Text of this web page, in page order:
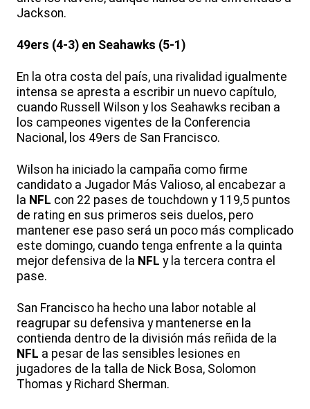
Jackson.
49ers (4-3) en Seahawks (5-1)
En la otra costa del país, una rivalidad igualmente
intensa se apresta a escribir un nuevo capítulo,
cuando Russell Wilson y los Seahawks reciban a
los campeones vigentes de la Conferencia
Nacional, los 49ers de San Francisco.
Wilson ha iniciado la campaña como firme
candidato a Jugador Más Valioso, al encabezar a
la NFL con 22 pases de touchdown y 119,5 puntos
de rating en sus primeros seis duelos, pero
mantener ese paso será un poco más complicado
este domingo, cuando tenga enfrente a la quinta
mejor defensiva de la NFL y la tercera contra el
pase.
San Francisco ha hecho una labor notable al
reagrupar su defensiva y mantenerse en la
contienda dentro de la división más reñida de la
NFL a pesar de las sensibles lesiones en
jugadores de la talla de Nick Bosa, Solomon
Thomas y Richard Sherman.